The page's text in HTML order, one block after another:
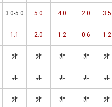
3.0-5.0 5.0 4.0 2.0 3.5
1.1 2.0 1.2 0.6 1.2
非 非 非 非 非
非 非 非 非 非
非 非 非 非 非